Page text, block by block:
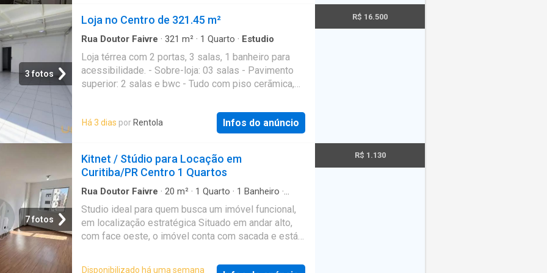
praticidade e tudo ao seu alcance!
outros imóveis no site do QuintoAndar. CRECI-PR
J06559 Referência: 894801255
3 fotos
Loja no Centro de 321.45 m²
Rua Doutor Faivre · 321 m² · 1 Quarto · Estudio
Loja térrea com 2 portas, 3 salas, 1 banheiro para
acessibilidade. - Sobre-loja: 03 salas - Pavimento
superior: 2 salas e bwc - Tudo com piso cerãmica,
Valores: aluguel + iptu + rateio de Sanepar
Há 3 dias por Rentola Infos do anúncio
R$ 16.500
7 fotos
Kitnet / Stúdio para Locação em
Curitiba/PR Centro 1 Quartos
Rua Doutor Faivre · 20 m² · 1 Quarto · 1 Banheiro ·
Garagem
Studio ideal para quem busca um imóvel funcional,
em localização estratégica Situado em andar alto,
com face oeste, o imóvel conta com sacada e está
excelente infraestrutura e fácil acesso ao transporte
Disponibilizado há uma semana
R$ 1.130